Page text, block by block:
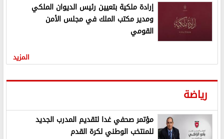
إرادة ملكية بتعيين رئيس الديوان الملكي
ومدير مكتب الملك في مجلس الأمن
القومي
المزيد
رياضة
مؤتمر صحفي غدا لتقديم المدرب الجديد
للمنتخب الوطني لكرة القدم